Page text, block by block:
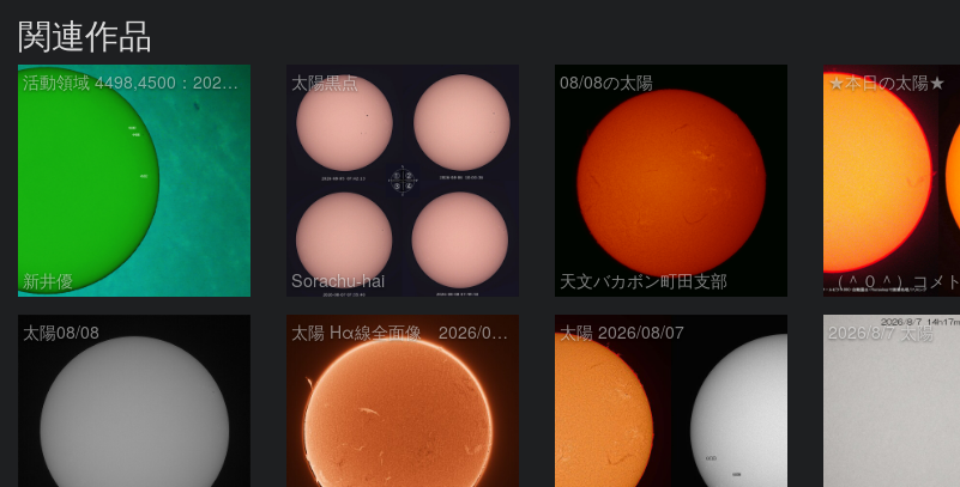
関連作品
活動領域 4498,4500：2026/08/08
新井優
太陽黒点
Sorachu-hai
08/08の太陽
天文バカボン町田支部
★本日の太陽★
（＾０＾）コメト
太陽08/08 太陽 Hα線全面像 2026/08/08 太陽 2026/08/07 2026/8/7 太陽